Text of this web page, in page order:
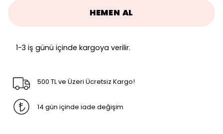
HEMEN AL
1-3 iş günü içinde kargoya verilir.
500 TL ve Üzeri Ücretsiz Kargo!
14 gün içinde iade değişim